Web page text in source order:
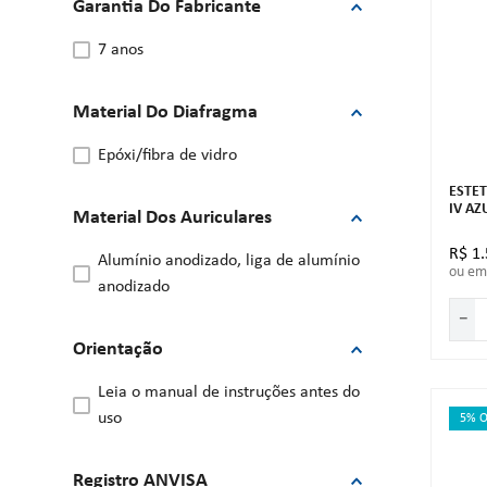
Garantia Do Fabricante
7 anos
Material Do Diafragma
epóxi/fibra de vidro
Material Dos Auriculares
alumínio anodizado, liga de alumínio
anodizado
Orientação
leia o manual de instruções antes do
uso
Registro ANVISA
IV
R$ 1.
ou
－
5%